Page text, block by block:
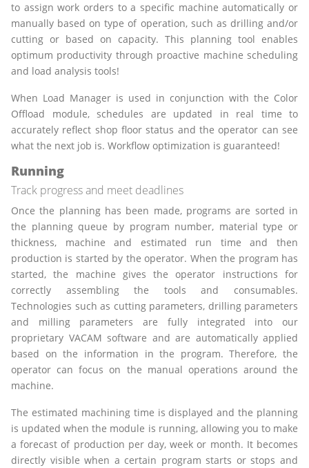
to assign work orders to a specific machine automatically or
manually based on type of operation, such as drilling and/or
cutting or based on capacity. This planning tool enables
optimum productivity through proactive machine scheduling
and load analysis tools!
When Load Manager is used in conjunction with the Color
Offload module, schedules are updated in real time to
accurately reflect shop floor status and the operator can see
what the next job is. Workflow optimization is guaranteed!
Running
Track progress and meet deadlines
Once the planning has been made, programs are sorted in
the planning queue by program number, material type or
thickness, machine and estimated run time and then
production is started by the operator. When the program has
started, the machine gives the operator instructions for
correctly assembling the tools and consumables.
Technologies such as cutting parameters, drilling parameters
and milling parameters are fully integrated into our
proprietary VACAM software and are automatically applied
based on the information in the program. Therefore, the
operator can focus on the manual operations around the
machine.
The estimated machining time is displayed and the planning
is updated when the module is running, allowing you to make
a forecast of production per day, week or month. It becomes
directly visible when a certain program starts or stops and